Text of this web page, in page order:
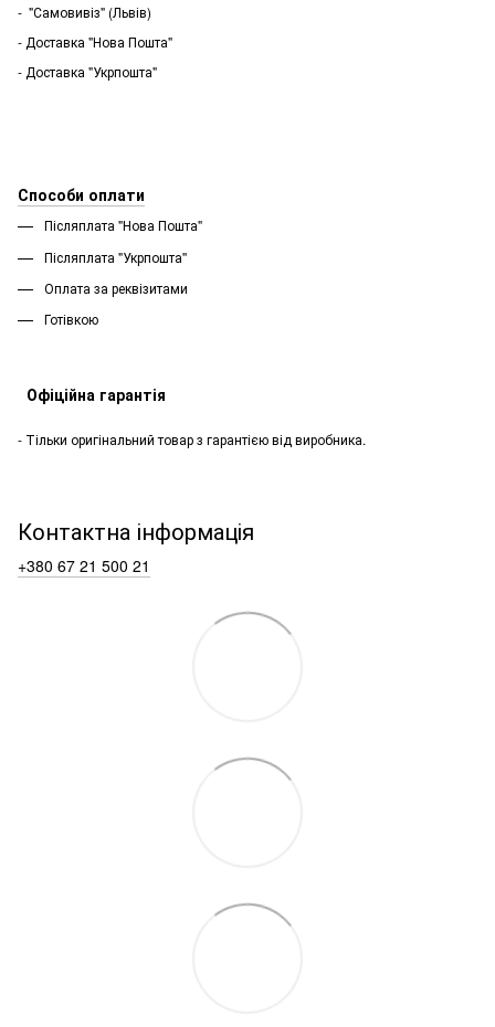
- "Самовивіз" (Львів)
- Доставка "Нова Пошта"
- Доставка "Укрпошта"
Способи оплати
Післяплата "Нова Пошта"
Післяплата "Укрпошта''
Оплата за реквізитами
Готівкою
Офіційна гарантія
- Тільки оригінальний товар з гарантією від виробника.
Контактна інформація
+380 67 21 500 21